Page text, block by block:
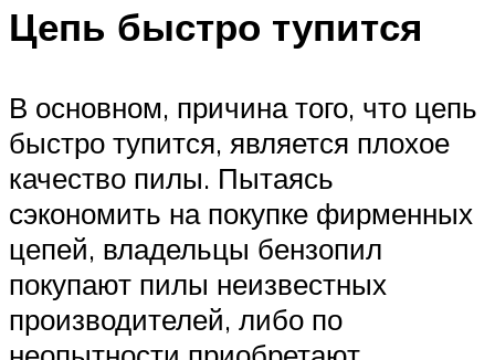
Цепь быстро тупится
В основном, причина того, что цепь
быстро тупится, является плохое
качество пилы. Пытаясь
сэкономить на покупке фирменных
цепей, владельцы бензопил
покупают пилы неизвестных
производителей, либо по